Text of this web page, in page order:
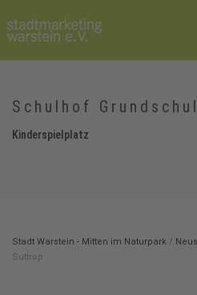
Schulhof
Kinderspielplatz
Stadt Warstein - Mitten im Naturpark /
Suttrop